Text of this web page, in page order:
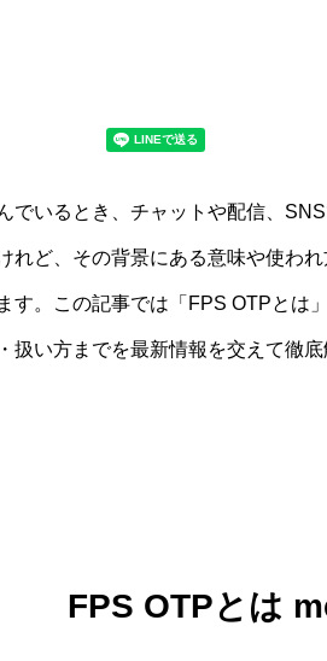
でいるとき、チャットや配信、
れど、その背景にある意味や使わ
す。この記事では「FPS OTPとは
扱い方までを最新情報を交えて徹底
FPS OTPとは